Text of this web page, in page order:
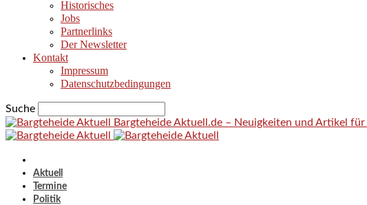
Historisches
Jobs
Partnerlinks
Der Newsletter
Kontakt
Impressum
Datenschutzbedingungen
Suche
Bargteheide Aktuell.de – Neuigkeiten und Artikel
Aktuell
Termine
Politik